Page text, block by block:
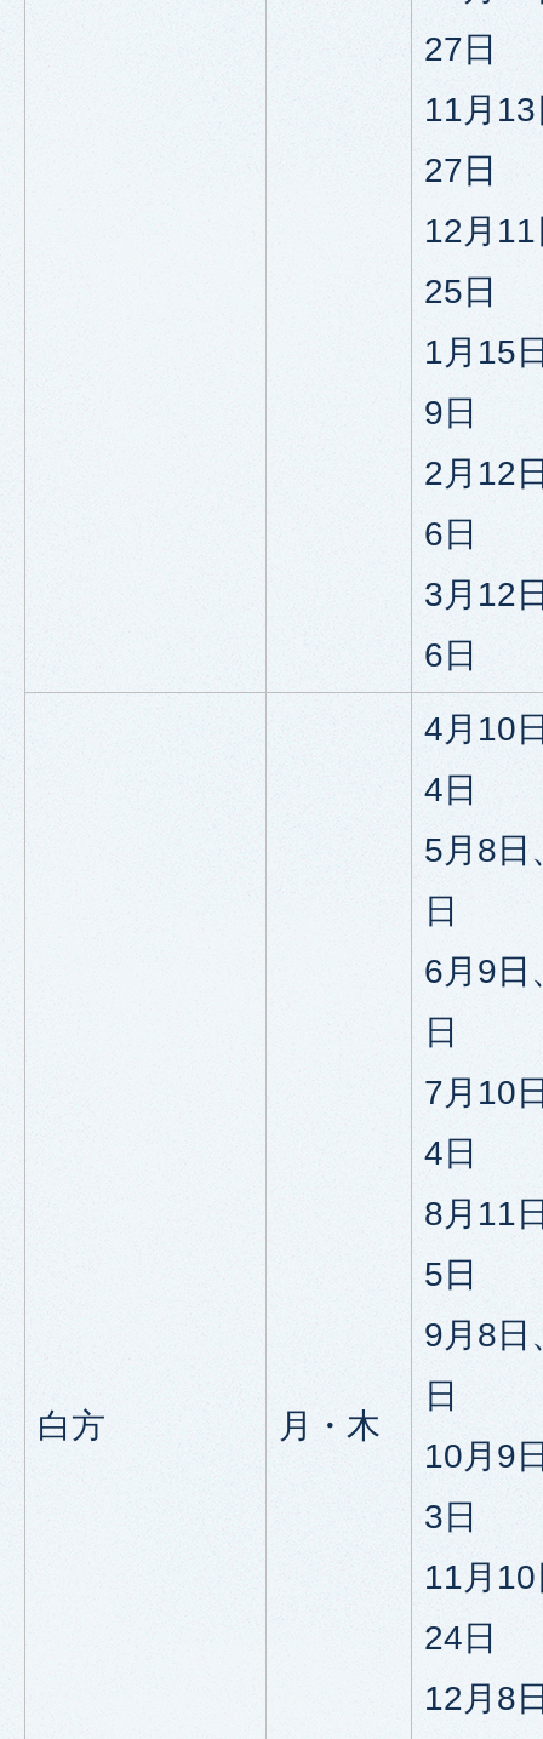
27日
11月
27日
12月
25日
1月15
9日
2月12
6日
3月12
6日
白方 月・木
4月10
4日
5月8日
日
6月9日
日
7月10
4日
8月11
5日
9月8日
日
10月9
3日
11月
24日
12月8